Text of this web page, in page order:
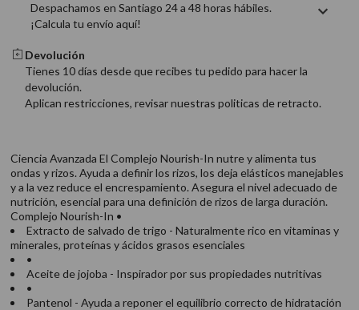
Despachamos en Santiago 24 a 48 horas hábiles.
¡Calcula tu envío aquí!
Devolución
Tienes 10 días desde que recibes tu pedido para hacer la
devolución.
Aplican restricciones, revisar nuestras politicas de retracto.
Ciencia Avanzada El Complejo Nourish-In nutre y alimenta tus
ondas y rizos. Ayuda a definir los rizos, los deja elásticos manejables
y a la vez reduce el encrespamiento. Asegura el nivel adecuado de
nutrición, esencial para una definición de rizos de larga duración.
Complejo Nourish-In •
Extracto de salvado de trigo - Naturalmente rico en vitaminas y
minerales, proteínas y ácidos grasos esenciales
•
Aceite de jojoba - Inspirador por sus propiedades nutritivas
•
Pantenol - Ayuda a reponer el equilibrio correcto de hidratación